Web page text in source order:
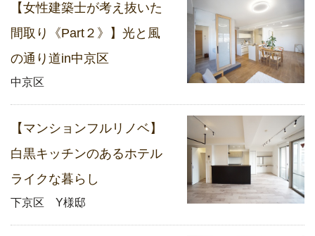
【女性建築士が考え抜いた
間取り《Part２》】光と風
の通り道in中京区
中京区
【マンションフルリノベ】
白黒キッチンのあるホテル
ライクな暮らし
下京区 Y様邸